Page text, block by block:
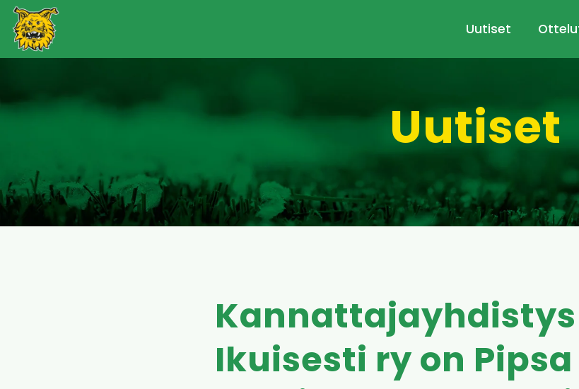
Uutiset
Uutiset
Kannattajayhdistys
Ikuisesti ry on Pipsa